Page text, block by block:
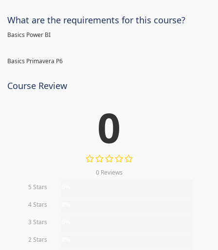
What are the requirements for this course?
Basics Power BI
Basics Primavera P6
Course Review
0
0 Reviews
5 Stars
4 Stars
3 Stars
2 Stars